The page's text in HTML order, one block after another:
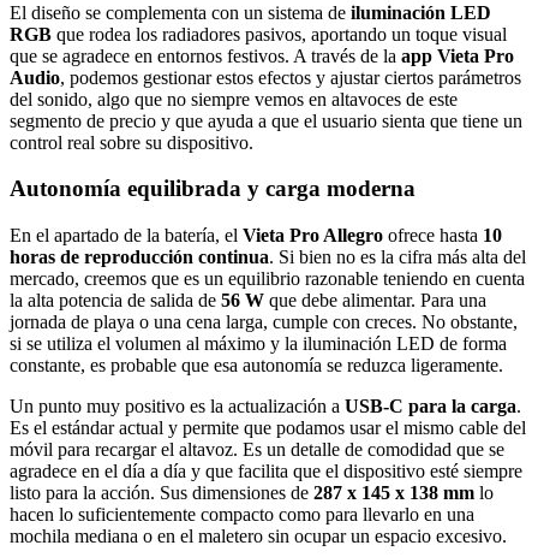
El diseño se complementa con un sistema de iluminación LED
RGB que rodea los radiadores pasivos, aportando un toque visual
que se agradece en entornos festivos. A través de la app Vieta Pro
Audio, podemos gestionar estos efectos y ajustar ciertos parámetros
del sonido, algo que no siempre vemos en altavoces de este
segmento de precio y que ayuda a que el usuario sienta que tiene un
control real sobre su dispositivo.
Autonomía equilibrada y carga moderna
En el apartado de la batería, el Vieta Pro Allegro ofrece hasta 10
horas de reproducción continua. Si bien no es la cifra más alta del
mercado, creemos que es un equilibrio razonable teniendo en cuenta
la alta potencia de salida de 56 W que debe alimentar. Para una
jornada de playa o una cena larga, cumple con creces. No obstante,
si se utiliza el volumen al máximo y la iluminación LED de forma
constante, es probable que esa autonomía se reduzca ligeramente.
Un punto muy positivo es la actualización a USB-C para la carga.
Es el estándar actual y permite que podamos usar el mismo cable del
móvil para recargar el altavoz. Es un detalle de comodidad que se
agradece en el día a día y que facilita que el dispositivo esté siempre
listo para la acción. Sus dimensiones de 287 x 145 x 138 mm lo
hacen lo suficientemente compacto como para llevarlo en una
mochila mediana o en el maletero sin ocupar un espacio excesivo.